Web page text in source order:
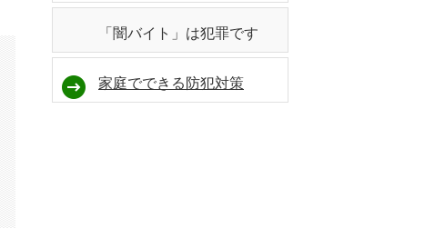
「闇バイト」は犯罪です
家庭でできる防犯対策